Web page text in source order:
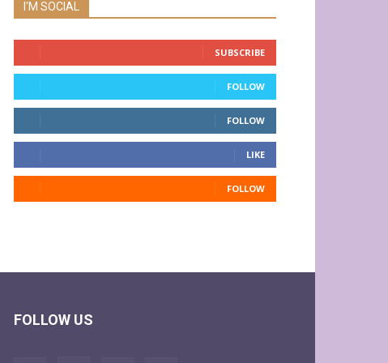
I'M SOCIAL
SUBSCRIBE
FOLLOW
FOLLOW
LIKE
FOLLOW
FOLLOW US